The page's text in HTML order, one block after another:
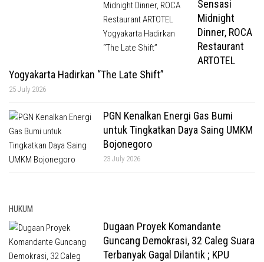
Sensasi
Midnight
Dinner, ROCA
Restaurant
ARTOTEL
Yogyakarta Hadirkan “The Late Shift”
25 July 2026
PGN Kenalkan Energi Gas Bumi
untuk Tingkatkan Daya Saing UMKM
Bojonegoro
23 July 2026
HUKUM
Dugaan Proyek Komandante
Guncang Demokrasi, 32 Caleg Suara
Terbanyak Gagal Dilantik ; KPU